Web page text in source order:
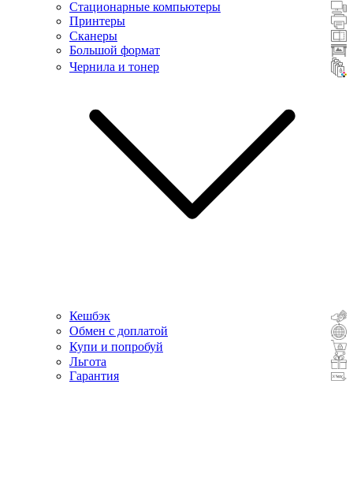
Стационарные компьютеры
Принтеры
Сканеры
Большой формат
Чернила и тонер
Кешбэк
Обмен с доплатой
Купи и попробуй
Льгота
Гарантия